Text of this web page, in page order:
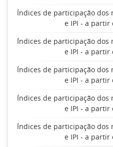
Índices de participação dos
e IPI - a partir
Índices de participação dos
e IPI - a partir
Índices de participação dos
e IPI - a partir
Índices de participação dos
e IPI - a partir
Índices de participação dos
e IPI - a partir